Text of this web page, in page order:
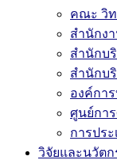
คณะ วิ
สำนักง
สำนักบ
สำนักบ
องค์กา
ศูนย์กา
การปร
วิจัยและนวัตก